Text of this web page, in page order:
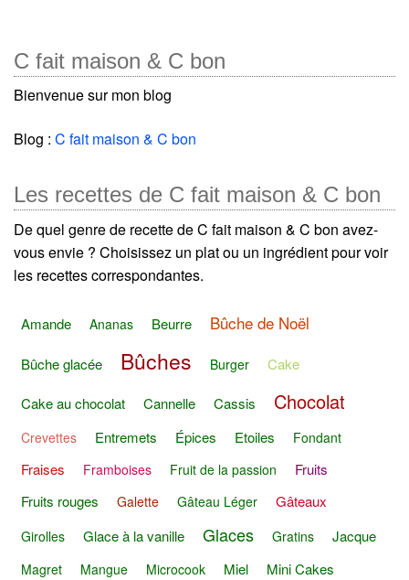
C fait maison & C bon
Bienvenue sur mon blog
Blog : C fait maison & C bon
Les recettes de C fait maison & C bon
De quel genre de recette de C fait maison & C bon avez-
vous envie ? Choisissez un plat ou un ingrédient pour voir
les recettes correspondantes.
Amande Ananas Beurre Bûche de Noël
Bûche glacée Bûches Burger Cake
Cake au chocolat Cannelle Cassis Chocolat
Crevettes Entremets Épices Etoiles Fondant
Fraises Framboises Fruit de la passion
Fruits
Fruits rouges
Galette Gâteau Léger Gâteaux
Girolles Glace à la vanille Glaces Gratins Jacque
Magret Mangue Microcook Miel Mini Cakes